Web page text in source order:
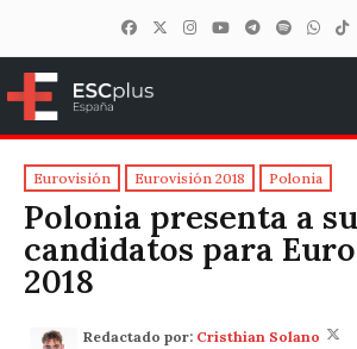
ESCplus España
Eurovisión Eurovisión 2018 Polonia
Polonia presenta a
candidatos para
2018
Redactado por: Cristhian Solano